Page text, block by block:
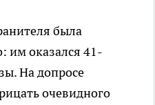
была
им оказался 41-
На допросе
очевидного